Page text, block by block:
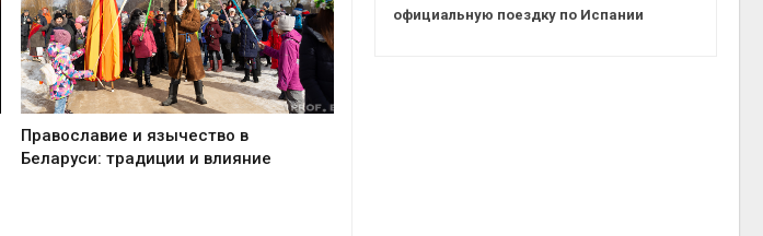
Православие и язычество в
Беларуси: традиции и влияние
официальную поездку по Испании